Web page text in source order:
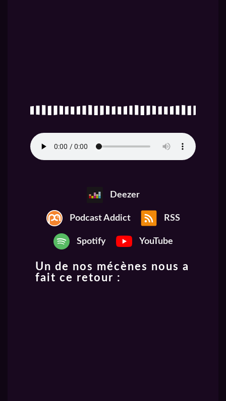
Deezer
Podcast Addict RSS
Spotify YouTube
Un de nos mécènes nous a
fait ce retour :